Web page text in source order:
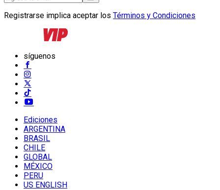
Registrarse implica aceptar los Términos y Condiciones
síguenos
Ediciones
ARGENTINA
BRASIL
CHILE
GLOBAL
MÉXICO
PERU
US ENGLISH